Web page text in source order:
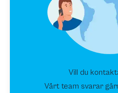
Vill du
Vårt team svarar